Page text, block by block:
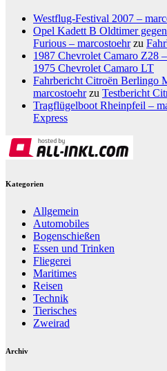
Westflug-Festival 2007 –
Opel Kadett B Oldtimer
Furious – marcostoehrzu
1987 Chevrolet Camaro Z28
1975 Chevrolet Camaro LT
Fahrbericht Citroën Berlingo
marcostoehrzu Testbericht
Tragflügelboot Rheinpfeil –
Express
Kategorien
Allgemein
Automobiles
Bogenschießen
Essen und Trinken
Fliegerei
Maritimes
Reisen
Technik
Tierisches
Zweirad
Archiv